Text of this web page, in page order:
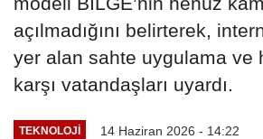
açılmadığını belirterek,
yer alan sahte uygulama ve
karşı vatandaşları uyardı.
TEKNOLOJI 14 Haziran 2026 - 14:22